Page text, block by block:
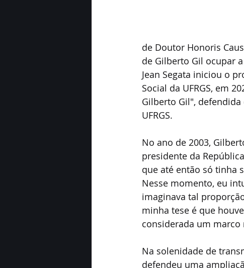
de Doutor Honoris
de Gilberto Gil ocupar
Jean Segata iniciou o
Social da UFRGS, em
Gilberto Gil",
UFRGS.
No ano de 2003,
presidente da
que até então só tinha
Nesse momento, eu
imaginava tal
minha tese é que
considerada um
Na solenidade de
defendeu uma